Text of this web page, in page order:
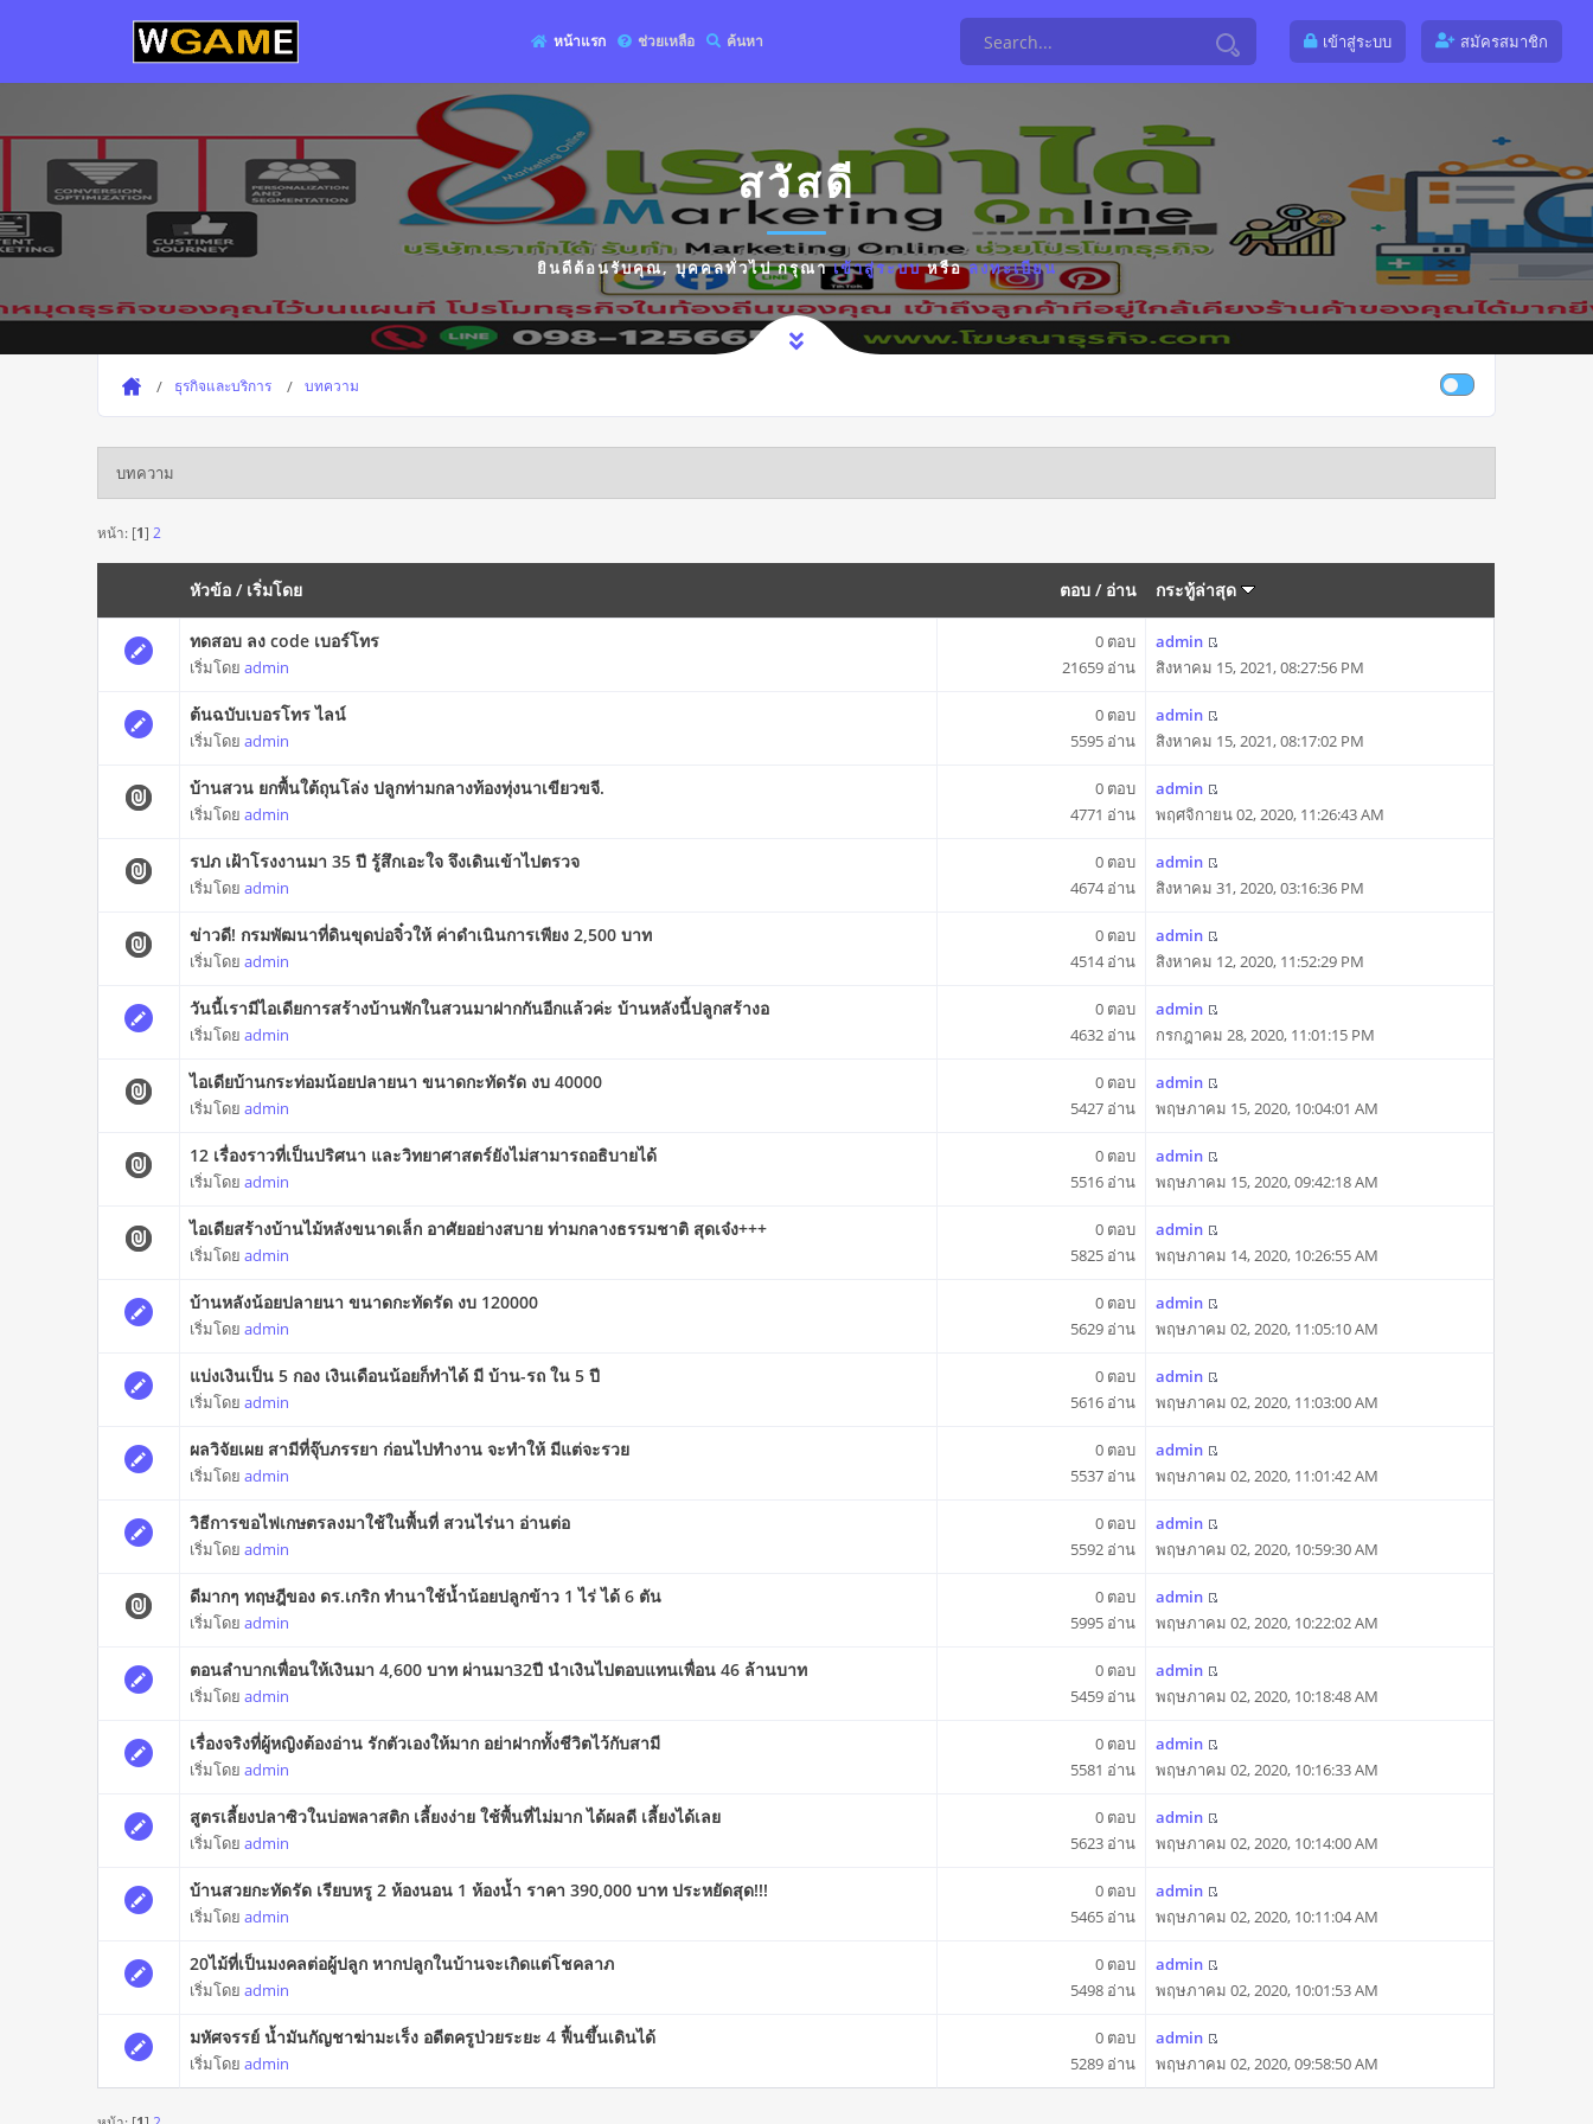
หน้าแรก ช่วยเหลือ ค้นหา เข้าสู่ระบบ สมัครสมาชิก
สวัสดี
ยินดีต้อนรับคุณ,บุคคลทั่วไปกรุณาเข้าสู่ระบบหรือลงทะเบียน
ธุรกิจและบริการ บทความ
บทความ
หน้า: [1] 2
หัวข้อ / เริ่มโดย ตอบ / อ่าน กระทู้ล่าสุด
ทดสอบ ลง code เบอร์โทร
เริ่มโดยadmin
0 ตอบ
21659 อ่าน
admin
สิงหาคม 15, 2021, 08:27:56 PM
ต้นฉบับเบอรโทร ไลน์
เริ่มโดยadmin
0 ตอบ
5595 อ่าน
admin
สิงหาคม 15, 2021, 08:17:02 PM
บ้านสวน ยกพื้นใต้ถุนโล่ง ปลูกท่ามกลางท้องทุ่งนาเขียวขจี.
เริ่มโดยadmin
0 ตอบ
4771 อ่าน
admin
พฤศจิกายน 02, 2020, 11:26:43 AM
รปภ เฝ้าโรงงานมา 35 ปี รู้สึกเอะใจ จึงเดินเข้าไปตรวจ
เริ่มโดยadmin
0 ตอบ
4674 อ่าน
admin
สิงหาคม 31, 2020, 03:16:36 PM
ข่าวดี! กรมพัฒนาที่ดินขุดบ่อจิ๋วให้ ค่าดำเนินการเพียง 2,500 บาท
เริ่มโดยadmin
0 ตอบ
4514 อ่าน
admin
สิงหาคม 12, 2020, 11:52:29 PM
วันนี้เรามีไอเดียการสร้างบ้านพักในสวนมาฝากกันอีกแล้วค่ะ บ้านหลังนี้ปลูกสร้างอ
เริ่มโดยadmin
0 ตอบ
4632 อ่าน
admin
กรกฎาคม 28, 2020, 11:01:15 PM
ไอเดียบ้านกระท่อมน้อยปลายนา ขนาดกะทัดรัด งบ 40000
เริ่มโดยadmin
0 ตอบ
5427 อ่าน
admin
พฤษภาคม 15, 2020, 10:04:01 AM
12 เรื่องราวที่เป็นปริศนา และวิทยาศาสตร์ยังไม่สามารถอธิบายได้
เริ่มโดยadmin
0 ตอบ
5516 อ่าน
admin
พฤษภาคม 15, 2020, 09:42:18 AM
ไอเดียสร้างบ้านไม้หลังขนาดเล็ก อาศัยอย่างสบาย ท่ามกลางธรรมชาติ สุดเจ๋ง+++
เริ่มโดยadmin
0 ตอบ
5825 อ่าน
admin
พฤษภาคม 14, 2020, 10:26:55 AM
บ้านหลังน้อยปลายนา ขนาดกะทัดรัด งบ 120000
เริ่มโดยadmin
0 ตอบ
5629 อ่าน
admin
พฤษภาคม 02, 2020, 11:05:10 AM
แบ่งเงินเป็น 5 กอง เงินเดือนน้อยก็ทำได้ มี บ้าน-รถ ใน 5 ปี
เริ่มโดยadmin
0 ตอบ
5616 อ่าน
admin
พฤษภาคม 02, 2020, 11:03:00 AM
ผลวิจัยเผย สามีที่จุ๊บภรรยา ก่อนไปทำงาน จะทำให้ มีแต่จะรวย
เริ่มโดยadmin
0 ตอบ
5537 อ่าน
admin
พฤษภาคม 02, 2020, 11:01:42 AM
วิธีการขอไฟเกษตรลงมาใช้ในพื้นที่ สวนไร่นา อ่านต่อ
เริ่มโดยadmin
0 ตอบ
5592 อ่าน
admin
พฤษภาคม 02, 2020, 10:59:30 AM
ดีมากๆ ทฤษฎีของ ดร.เกริก ทำนาใช้น้ำน้อยปลูกข้าว 1 ไร่ ได้ 6 ตัน
เริ่มโดยadmin
0 ตอบ
5995 อ่าน
admin
พฤษภาคม 02, 2020, 10:22:02 AM
ตอนลำบากเพื่อนให้เงินมา 4,600 บาท ผ่านมา32ปี นำเงินไปตอบแทนเพื่อน 46 ล้านบาท
เริ่มโดยadmin
0 ตอบ
5459 อ่าน
admin
พฤษภาคม 02, 2020, 10:18:48 AM
เรื่องจริงที่ผู้หญิงต้องอ่าน รักตัวเองให้มาก อย่าฝากทั้งชีวิตไว้กับสามี
เริ่มโดยadmin
0 ตอบ
5581 อ่าน
admin
พฤษภาคม 02, 2020, 10:16:33 AM
สูตรเลี้ยงปลาซิวในบ่อพลาสติก เลี้ยงง่าย ใช้พื้นที่ไม่มาก ได้ผลดี เลี้ยงได้เลย
เริ่มโดยadmin
0 ตอบ
5623 อ่าน
admin
พฤษภาคม 02, 2020, 10:14:00 AM
บ้านสวยกะทัดรัด เรียบหรู 2 ห้องนอน 1 ห้องน้ำ ราคา 390,000 บาท ประหยัดสุด!!!
เริ่มโดยadmin
0 ตอบ
5465 อ่าน
admin
พฤษภาคม 02, 2020, 10:11:04 AM
20ไม้ที่เป็นมงคลต่อผู้ปลูก หากปลูกในบ้านจะเกิดแต่โชคลาภ
เริ่มโดยadmin
0 ตอบ
5498 อ่าน
admin
พฤษภาคม 02, 2020, 10:01:53 AM
มหัศจรรย์ น้ำมันกัญชาฆ่ามะเร็ง อดีตครูป่วยระยะ 4 ฟื้นขึ้นเดินได้
เริ่มโดยadmin
0 ตอบ
5289 อ่าน
admin
พฤษภาคม 02, 2020, 09:58:50 AM